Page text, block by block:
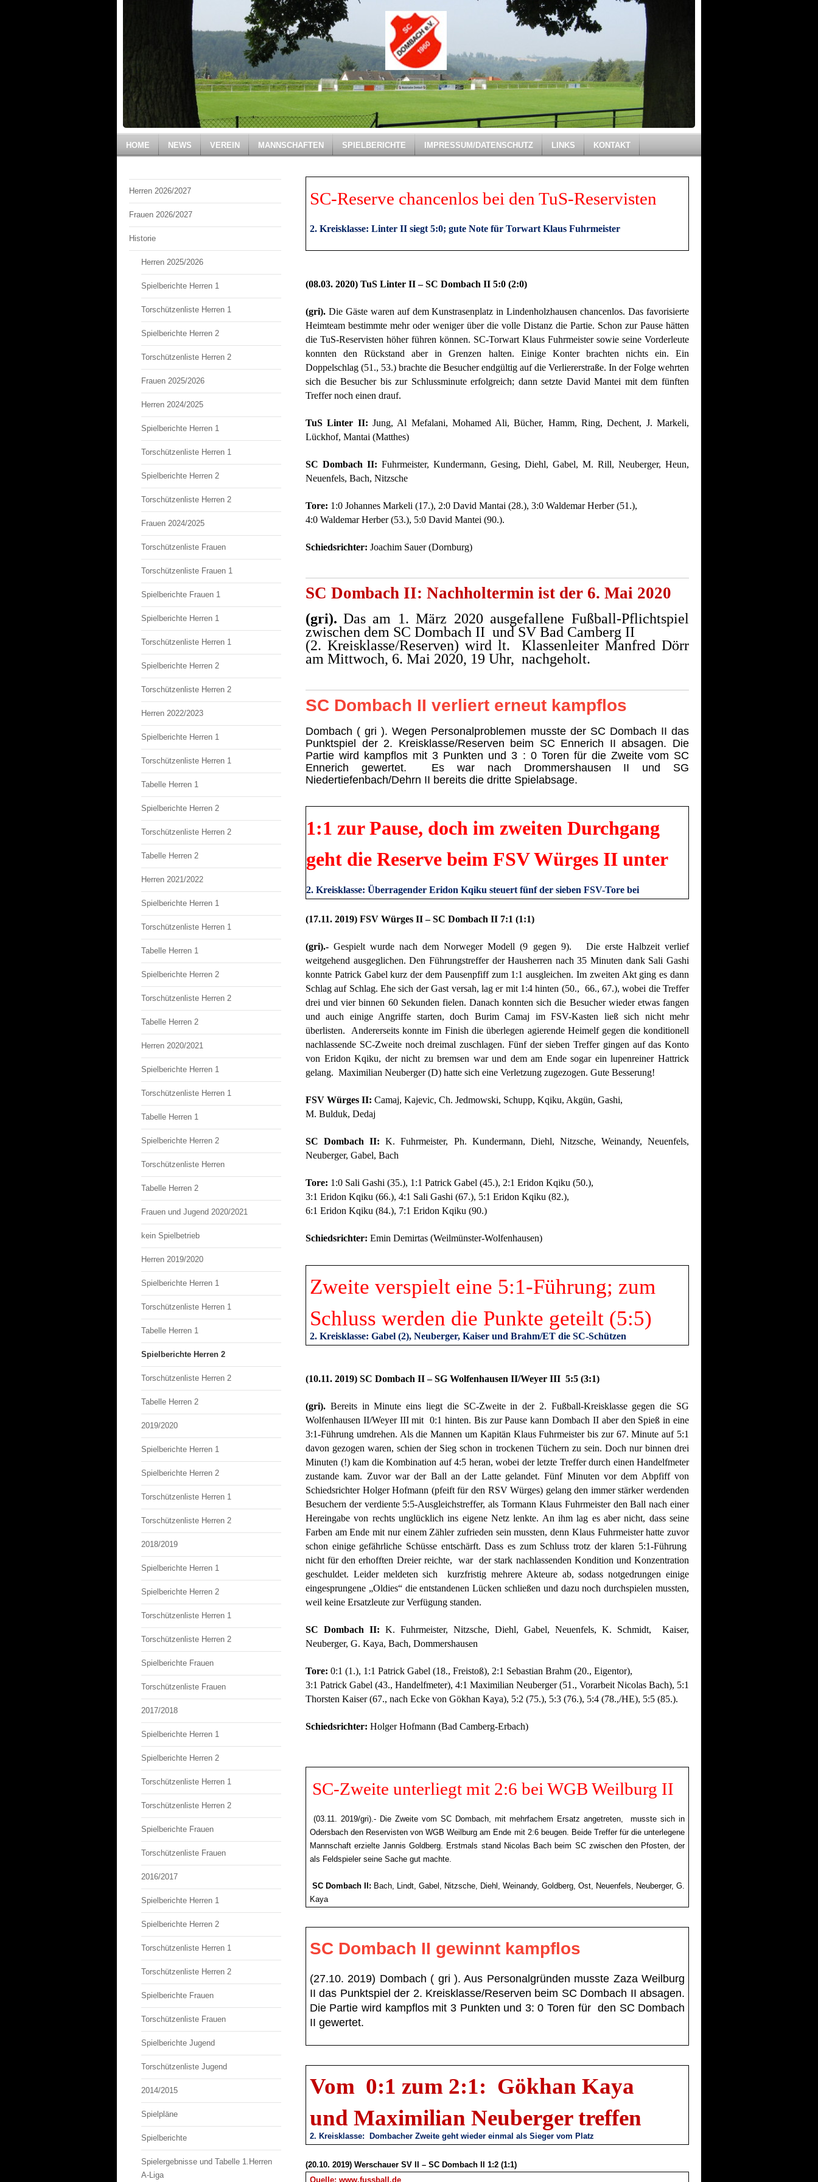
HOME NEWS VEREIN MANNSCHAFTEN SPIELBERICHTE IMPRESSUM/DATENSCHUTZ LINKS KONTAKT
Herren 2026/2027
Frauen 2026/2027
Historie
Herren 2025/2026
Spielberichte Herren 1
Torschützenliste Herren 1
Spielberichte Herren 2
Torschützenliste Herren 2
Frauen 2025/2026
Herren 2024/2025
Spielberichte Herren 1
Torschützenliste Herren 1
Spielberichte Herren 2
Torschützenliste Herren 2
Frauen 2024/2025
Torschützenliste Frauen
Torschützenliste Frauen 1
Spielberichte Frauen 1
Spielberichte Herren 1
Torschützenliste Herren 1
Spielberichte Herren 2
Torschützenliste Herren 2
Herren 2022/2023
Spielberichte Herren 1
Torschützenliste Herren 1
Tabelle Herren 1
Spielberichte Herren 2
Torschützenliste Herren 2
Tabelle Herren 2
Herren 2021/2022
Spielberichte Herren 1
Torschützenliste Herren 1
Tabelle Herren 1
Spielberichte Herren 2
Torschützenliste Herren 2
Tabelle Herren 2
Herren 2020/2021
Spielberichte Herren 1
Torschützenliste Herren 1
Tabelle Herren 1
Spielberichte Herren 2
Torschützenliste Herren
Tabelle Herren 2
Frauen und Jugend 2020/2021
kein Spielbetrieb
Herren 2019/2020
Spielberichte Herren 1
Torschützenliste Herren 1
Tabelle Herren 1
Spielberichte Herren 2
Torschützenliste Herren 2
Tabelle Herren 2
2019/2020
Spielberichte Herren 1
Spielberichte Herren 2
Torschützenliste Herren 1
Torschützenliste Herren 2
2018/2019
Spielberichte Herren 1
Spielberichte Herren 2
Torschützenliste Herren 1
Torschützenliste Herren 2
Spielberichte Frauen
Torschützenliste Frauen
2017/2018
Spielberichte Herren 1
Spielberichte Herren 2
Torschützenliste Herren 1
Torschützenliste Herren 2
Spielberichte Frauen
Torschützenliste Frauen
2016/2017
Spielberichte Herren 1
Spielberichte Herren 2
Torschützenliste Herren 1
Torschützenliste Herren 2
Spielberichte Frauen
Torschützenliste Frauen
Spielberichte Jugend
Torschützenliste Jugend
2014/2015
Spielpläne
Spielberichte
Spielergebnisse und Tabelle 1.Herren
A-Liga
SC-Reserve chancenlos bei den TuS-Reservisten
2. Kreisklasse: Linter II siegt 5:0; gute Note für Torwart Klaus Fuhrmeister
(08.03. 2020) TuS Linter II – SC Dombach II 5:0 (2:0)
(gri). Die Gäste waren auf dem Kunstrasenplatz in Lindenholzhausen chancenlos. Das favorisierte
Heimteam bestimmte mehr oder weniger über die volle Distanz die Partie. Schon zur Pause hätten
die TuS-Reservisten höher führen können. SC-Torwart Klaus Fuhrmeister sowie seine Vorderleute
konnten den Rückstand aber in Grenzen halten. Einige Konter brachten nichts ein. Ein
Doppelschlag (51., 53.) brachte die Besucher endgültig auf die Verliererstraße. In der Folge wehrten
sich die Besucher bis zur Schlussminute erfolgreich; dann setzte David Mantei mit dem fünften
Treffer noch einen drauf.
TuS Linter II: Jung, Al Mefalani, Mohamed Ali, Bücher, Hamm, Ring, Dechent, J. Markeli,
Lückhof, Mantai (Matthes)
SC Dombach II: Fuhrmeister, Kundermann, Gesing, Diehl, Gabel, M. Rill, Neuberger, Heun,
Neuenfels, Bach, Nitzsche
Tore: 1:0 Johannes Markeli (17.), 2:0 David Mantai (28.), 3:0 Waldemar Herber (51.),
4:0 Waldemar Herber (53.), 5:0 David Mantei (90.).
Schiedsrichter: Joachim Sauer (Dornburg)
SC Dombach II: Nachholtermin ist der 6. Mai 2020
(gri). Das am 1. März 2020 ausgefallene Fußball-Pflichtspiel
zwischen dem SC Dombach II und SV Bad Camberg II
(2. Kreisklasse/Reserven) wird lt. Klassenleiter Manfred Dörr
am Mittwoch, 6. Mai 2020, 19 Uhr, nachgeholt.
SC Dombach II verliert erneut kampflos
Dombach ( gri ). Wegen Personalproblemen musste der SC Dombach II das
Punktspiel der 2. Kreisklasse/Reserven beim SC Ennerich II absagen. Die
Partie wird kampflos mit 3 Punkten und 3 : 0 Toren für die Zweite vom SC
Ennerich gewertet. Es war nach Drommershausen II und SG
Niedertiefenbach/Dehrn II bereits die dritte Spielabsage.
1:1 zur Pause, doch im zweiten Durchgang
geht die Reserve beim FSV Würges II unter
2. Kreisklasse: Überragender Eridon Kqiku steuert fünf der sieben FSV-Tore bei
(17.11. 2019) FSV Würges II – SC Dombach II 7:1 (1:1)
(gri).- Gespielt wurde nach dem Norweger Modell (9 gegen 9). Die erste Halbzeit verlief
weitgehend ausgeglichen. Den Führungstreffer der Hausherren nach 35 Minuten dank Sali Gashi
konnte Patrick Gabel kurz der dem Pausenpfiff zum 1:1 ausgleichen. Im zweiten Akt ging es dann
Schlag auf Schlag. Ehe sich der Gast versah, lag er mit 1:4 hinten (50., 66., 67.), wobei die Treffer
drei und vier binnen 60 Sekunden fielen. Danach konnten sich die Besucher wieder etwas fangen
und auch einige Angriffe starten, doch Burim Camaj im FSV-Kasten ließ sich nicht mehr
überlisten. Andererseits konnte im Finish die überlegen agierende Heimelf gegen die konditionell
nachlassende SC-Zweite noch dreimal zuschlagen. Fünf der sieben Treffer gingen auf das Konto
von Eridon Kqiku, der nicht zu bremsen war und dem am Ende sogar ein lupenreiner Hattrick
gelang. Maximilian Neuberger (D) hatte sich eine Verletzung zugezogen. Gute Besserung!
FSV Würges II: Camaj, Kajevic, Ch. Jedmowski, Schupp, Kqiku, Akgün, Gashi,
M. Bulduk, Dedaj
SC Dombach II:
K. Fuhrmeister, Ph. Kundermann, Diehl, Nitzsche, Weinandy, Neuenfels,
Neuberger, Gabel, Bach
Tore: 1:0 Sali Gashi (35.), 1:1 Patrick Gabel (45.), 2:1 Eridon Kqiku (50.),
3:1 Eridon Kqiku (66.), 4:1 Sali Gashi (67.), 5:1 Eridon Kqiku (82.),
6:1 Eridon Kqiku (84.), 7:1 Eridon Kqiku (90.)
Schiedsrichter: Emin Demirtas (Weilmünster-Wolfenhausen)
Zweite verspielt eine 5:1-Führung; zum
Schluss werden die Punkte geteilt (5:5)
2. Kreisklasse: Gabel (2), Neuberger, Kaiser und Brahm/ET die SC-Schützen
(10.11. 2019) SC Dombach II – SG Wolfenhausen II/Weyer III 5:5 (3:1)
(gri). Bereits in Minute eins liegt die SC-Zweite in der 2. Fußball-Kreisklasse gegen die SG
Wolfenhausen II/Weyer III mit 0:1 hinten. Bis zur Pause kann Dombach II aber den Spieß in eine
3:1-Führung umdrehen. Als die Mannen um Kapitän Klaus Fuhrmeister bis zur 67. Minute auf 5:1
davon gezogen waren, schien der Sieg schon in trockenen Tüchern zu sein. Doch nur binnen drei
Minuten (!) kam die Kombination auf 4:5 heran, wobei der letzte Treffer durch einen Handelfmeter
zustande kam. Zuvor war der Ball an der Latte gelandet. Fünf Minuten vor dem Abpfiff von
Schiedsrichter Holger Hofmann (pfeift für den RSV Würges) gelang den immer stärker werdenden
Besuchern der verdiente 5:5-Ausgleichstreffer, als Tormann Klaus Fuhrmeister den Ball nach einer
Hereingabe von rechts unglücklich ins eigene Netz lenkte. An ihm lag es aber nicht, dass seine
Farben am Ende mit nur einem Zähler zufrieden sein mussten, denn Klaus Fuhrmeister hatte zuvor
schon einige gefährliche Schüsse entschärft. Dass es zum Schluss trotz der klaren 5:1-Führung
nicht für den erhofften Dreier reichte, war der stark nachlassenden Kondition und Konzentration
geschuldet. Leider meldeten sich kurzfristig mehrere Akteure ab, sodass notgedrungen einige
eingesprungene „Oldies“ die entstandenen Lücken schließen und dazu noch durchspielen mussten,
weil keine Ersatzleute zur Verfügung standen.
SC Dombach II: K. Fuhrmeister, Nitzsche, Diehl, Gabel, Neuenfels, K. Schmidt, Kaiser,
Neuberger, G. Kaya, Bach, Dommershausen
Tore: 0:1 (1.), 1:1 Patrick Gabel (18., Freistoß), 2:1 Sebastian Brahm (20., Eigentor),
3:1 Patrick Gabel (43., Handelfmeter), 4:1 Maximilian Neuberger (51., Vorarbeit Nicolas Bach), 5:1
Thorsten Kaiser (67., nach Ecke von Gökhan Kaya), 5:2 (75.), 5:3 (76.), 5:4 (78.,/HE), 5:5 (85.).
Schiedsrichter: Holger Hofmann (Bad Camberg-Erbach)
SC-Zweite unterliegt mit 2:6 bei WGB Weilburg II
(03.11. 2019/gri).- Die Zweite vom SC Dombach, mit mehrfachem Ersatz angetreten, musste sich in
Odersbach den Reservisten von WGB Weilburg am Ende mit 2:6 beugen. Beide Treffer für die unterlegene
Mannschaft erzielte Jannis Goldberg. Erstmals stand Nicolas Bach beim SC zwischen den Pfosten, der
als Feldspieler seine Sache gut machte.
SC Dombach II: Bach, Lindt, Gabel, Nitzsche, Diehl, Weinandy, Goldberg, Ost, Neuenfels, Neuberger, G.
Kaya
SC Dombach II gewinnt kampflos
(27.10. 2019) Dombach ( gri ). Aus Personalgründen musste Zaza Weilburg
II das Punktspiel der 2. Kreisklasse/Reserven beim SC Dombach II absagen.
Die Partie wird kampflos mit 3 Punkten und 3: 0 Toren für den SC Dombach
II gewertet.
Vom 0:1 zum 2:1: Gökhan Kaya
und Maximilian Neuberger treffen
2. Kreisklasse: Dombacher Zweite geht wieder einmal als Sieger vom Platz
(20.10. 2019) Werschauer SV II – SC Dombach II 1:2 (1:1)
Quelle: www.fussball.de